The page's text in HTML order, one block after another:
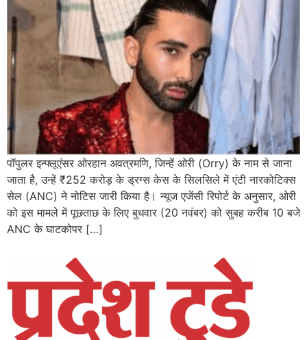
पॉपुलर इन्फ्लूएंसर ओरहान अवत्रमणि, जिन्हें ओरी (Orry) के नाम से जाना
जाता है, उन्हें ₹252 करोड़ के ड्रग्स केस के सिलसिले में एंटी नारकोटिक्स
सेल (ANC) ने नोटिस जारी किया है। न्यूज एजेंसी रिपोर्ट के अनुसार, ओरी
को इस मामले में पूछताछ के लिए बुधवार (20 नवंबर) को सुबह करीब 10 बजे
ANC के घाटकोपर […]